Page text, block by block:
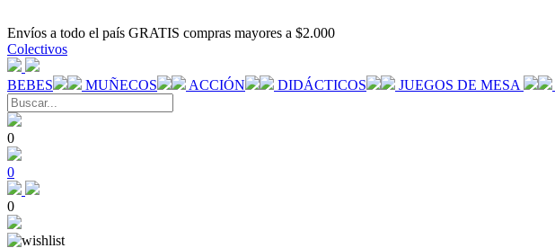
Envíos a todo el país GRATIS compras mayores a $2.000
Colectivos
BEBES MUÑECOS ACCIÓN DIDÁCTICOS JUEGOS DE MESA
0
0
0